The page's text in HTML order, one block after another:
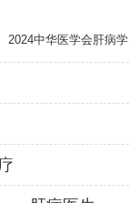
2024中华医学会肝病学
分会学术年